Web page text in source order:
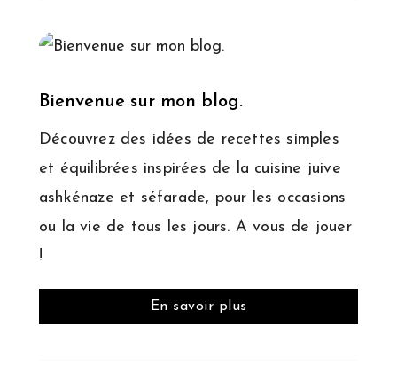
Bienvenue sur mon blog.
Découvrez des idées de recettes simples
et équilibrées inspirées de la cuisine juive
ashkénaze et séfarade, pour les occasions
ou la vie de tous les jours. A vous de jouer
!
En savoir plus